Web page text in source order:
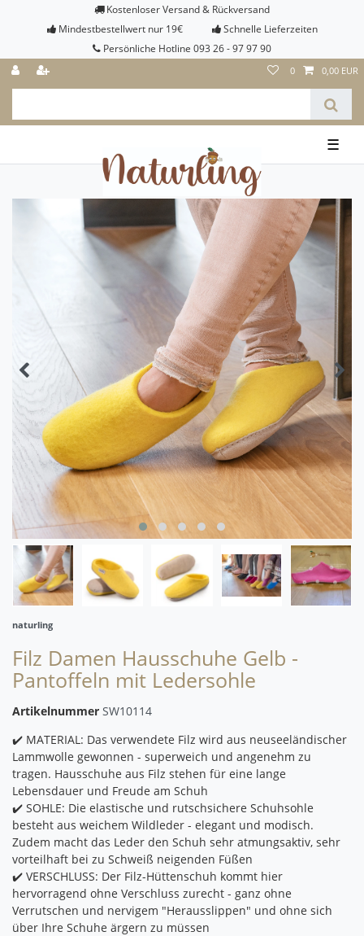
Kostenloser Versand & Rückversand
Mindestbestellwert nur 19€
Schnelle Lieferzeiten
Persönliche Hotline 093 26 - 97 97 90
0 0,00 EUR
☰
naturling
Filz Damen Hausschuhe Gelb -
Pantoffeln mit Ledersohle
Artikelnummer SW10114
✔️ MATERIAL: Das verwendete Filz wird aus neuseeländischer
Lammwolle gewonnen - superweich und angenehm zu
tragen. Hausschuhe aus Filz stehen für eine lange
Lebensdauer und Freude am Schuh
✔️ SOHLE: Die elastische und rutschsichere Schuhsohle
besteht aus weichem Wildleder - elegant und modisch.
Zudem macht das Leder den Schuh sehr atmungsaktiv, sehr
vorteilhaft bei zu Schweiß neigenden Füßen
✔️ VERSCHLUSS: Der Filz-Hüttenschuh kommt hier
hervorragend ohne Verschluss zurecht - ganz ohne
Verrutschen und nervigem "Herausslippen" und ohne sich
über Ihre Schuhe ärgern zu müssen